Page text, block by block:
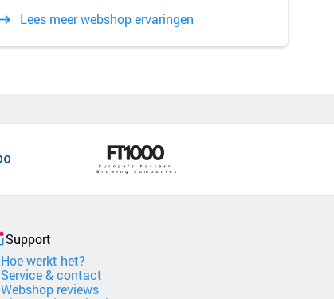
Lees meer webshop ervaringen
Support
Hoe werkt het?
Service & contact
Webshop reviews